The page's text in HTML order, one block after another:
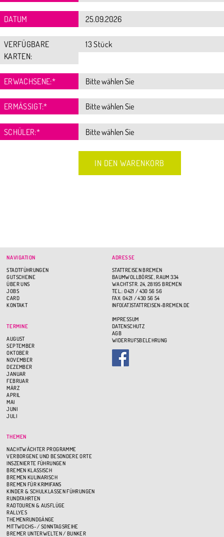
DATUM
VERFÜGBARE
KARTEN:
13 Stück
ERWACHSENE:*
ERMÄSSIGT:*
SCHÜLER:*
NAVIGATION
STADTFÜHRUNGEN
GUTSCHEINE
ÜBER UNS
JOBS
CARD
KONTAKT
TERMINE
AUGUST
SEPTEMBER
OKTOBER
NOVEMBER
DEZEMBER
JANUAR
FEBRUAR
MÄRZ
APRIL
MAI
JUNI
JULI
THEMEN
NACHTWÄCHTER PROGRAMME
VERBORGENE UND BESONDERE ORTE
INSZENIERTE FÜHRUNGEN
BREMEN KLASSISCH
BREMEN KULINARISCH
BREMEN FÜR KRIMIFANS
KINDER & SCHULKLASSEN FÜHRUNGEN
RUNDFAHRTEN
RADTOUREN & AUSFLÜGE
RALLYES
THEMENRUNDGÄNGE
MITTWOCHS- / SONNTAGSREIHE
BREMER UNTERWELTEN / BUNKER
ADRESSE
STATTREISEN BREMEN
BAUMWOLLBÖRSE, RAUM 334
WACHTSTR. 24, 28195 BREMEN
TEL.: 0421 / 430 56 56
FAX: 0421 / 430 56 54
INFO(AT)STATTREISEN-BREMEN.DE
IMPRESSUM
DATENSCHUTZ
AGB
WIDERRUFSBELEHRUNG